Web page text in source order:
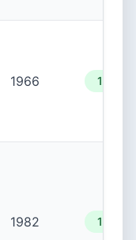
1966
1982